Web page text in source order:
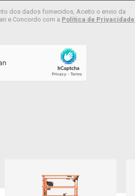
dos dados fornecidos, Aceito o envio da
e Concordo com a Política de Privacidade